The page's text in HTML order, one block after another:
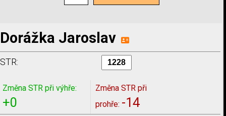
Dorážka Jaroslav
STR:
Změna STR při výhře:
+0
Změna STR při
prohře: -14